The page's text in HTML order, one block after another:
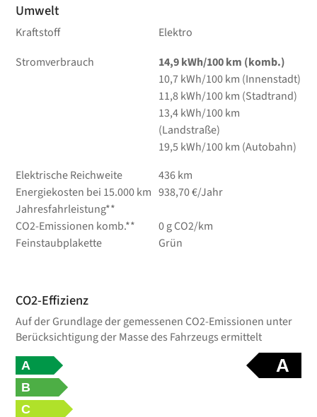
Umwelt
Kraftstoff
Elektro
Stromverbrauch
14,9 kWh/100 km (komb.)
10,7 kWh/100 km (Innenstadt)
11,8 kWh/100 km (Stadtrand)
13,4 kWh/100 km
(Landstraße)
19,5 kWh/100 km (Autobahn)
Elektrische Reichweite
436 km
Energiekosten bei 15.000 km
Jahresfahrleistung**
938,70 €/Jahr
CO2-Emissionen komb.**
0 g CO2/km
Feinstaubplakette
Grün
CO2-Effizienz
Auf der Grundlage der gemessenen CO2-Emissionen unter
Berücksichtigung der Masse des Fahrzeugs ermittelt
A
A
B
C